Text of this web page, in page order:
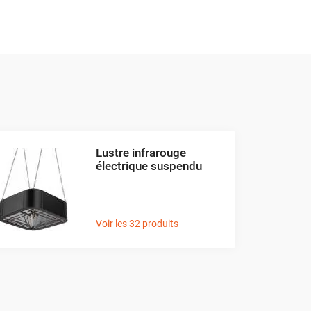
-
en s'intégrant harmonieusement à votre
Lustre infrarouge
électrique suspendu
Voir les 32 produits